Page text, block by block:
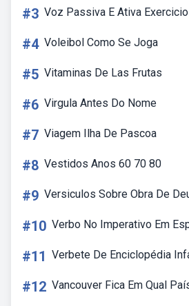
#3 Voz Passiva E Ativa
#4 Voleibol Como Se Joga
#5 Vitaminas De Las Frutas
#6 Virgula Antes Do Nome
#7 Viagem Ilha De Pascoa
#8 Vestidos Anos 60 70 80
#9 Versiculos Sobre Obra De
#10 Verbo No Imperativo Em
#11 Verbete De Enciclopédia
#12 Vancouver Fica Em Qual